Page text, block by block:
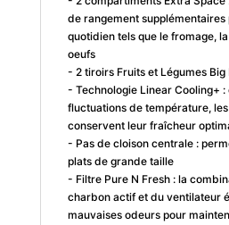
de rangement supplémentaires
quotidien tels que le fromage,
oeufs
- 2 tiroirs Fruits et Légumes Big
- Technologie Linear Cooling+
fluctuations de température,
conservent leur fraîcheur
- Pas de cloison centrale :
plats de grande taille
- Filtre Pure N Fresh : la
charbon actif et du ventilateur
mauvaises odeurs pour